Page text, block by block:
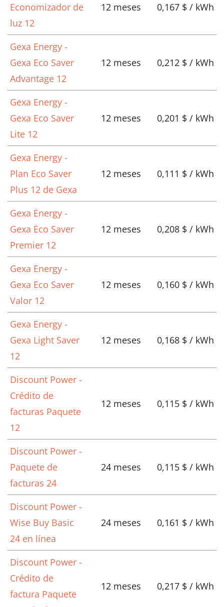
Economizador de
luz 12
12 meses 0,167 $ / kWh
Gexa Energy -
Gexa Eco Saver
Advantage 12
12 meses 0,212 $ / kWh
Gexa Energy -
Gexa Eco Saver
Lite 12
12 meses 0,201 $ / kWh
Gexa Energy -
Plan Eco Saver
Plus 12 de Gexa
12 meses 0,111 $ / kWh
Gexa Energy -
Gexa Eco Saver
Premier 12
12 meses 0,208 $ / kWh
Gexa Energy -
Gexa Eco Saver
Valor 12
12 meses 0,160 $ / kWh
Gexa Energy -
Gexa Light Saver
12
12 meses 0,168 $ / kWh
Discount Power -
Crédito de
facturas Paquete
12
12 meses 0,115 $ / kWh
Discount Power -
Paquete de
facturas 24
24 meses 0,115 $ / kWh
Discount Power -
Wise Buy Basic
24 en línea
24 meses 0,161 $ / kWh
Discount Power -
Crédito de
factura Paquete
12 meses 0,217 $ / kWh